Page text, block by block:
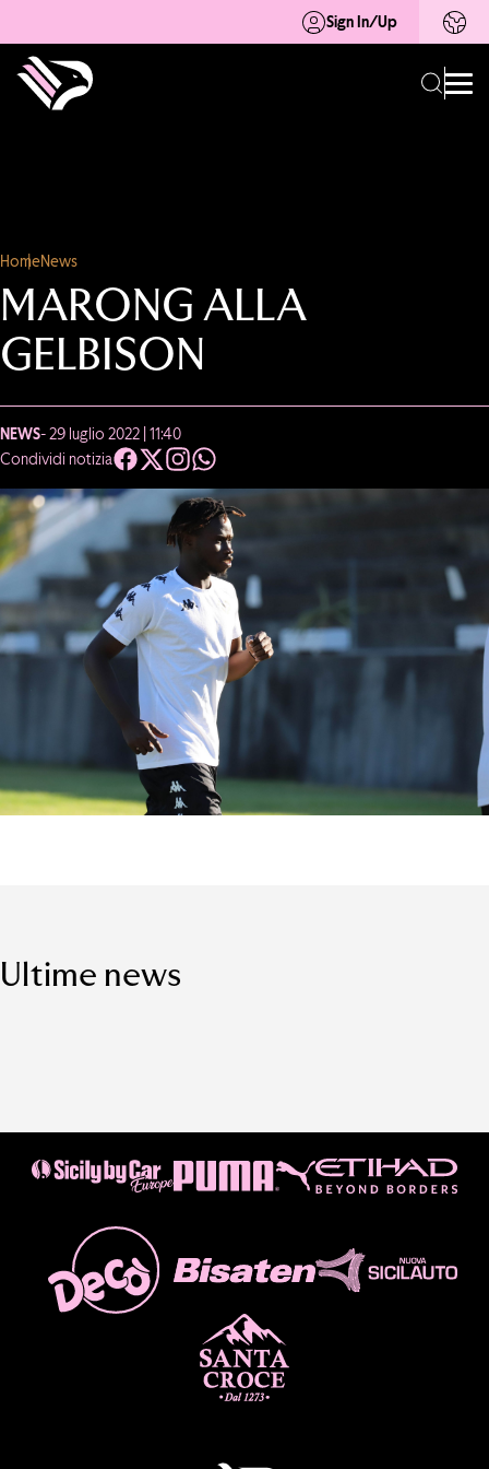
Sign In/Up
HomeNews
MARONG ALLA
GELBISON
NEWS- 29 luglio 2022 | 11:40
Condividi notizia
Ultime news